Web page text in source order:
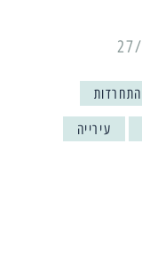
התחרדות
עירייה